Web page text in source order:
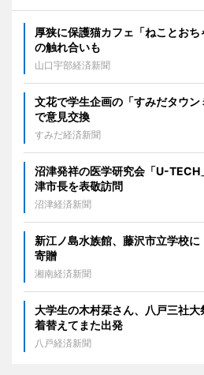
厚狭に保護猫カフェ「ねことお
の触れ合いも
山口宇部経済新聞
文花で学生企画の「すみだタウ
で意見交換
すみだ経済新聞
沼津発祥の医学研究会「U-
津市長を表敬訪問
沼津経済新聞
新江ノ島水族館、藤沢市立学校に
寄贈
湘南経済新聞
大学生の木村栞さん、八戸三社
着替えてまた出発
八戸経済新聞